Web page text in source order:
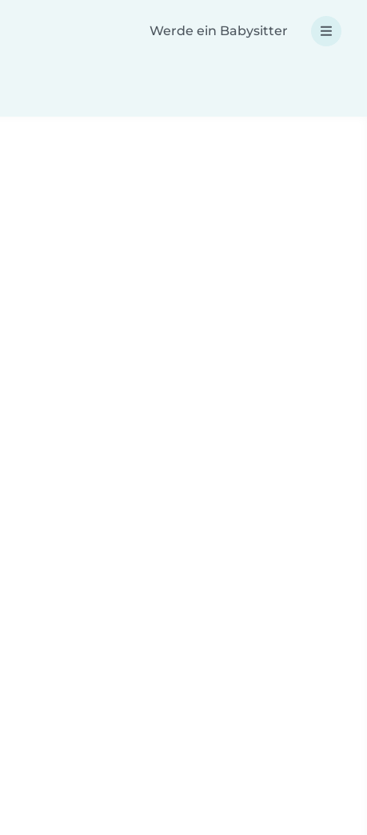
Werde ein Babysitter